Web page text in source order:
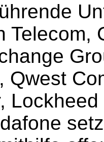
Telecom,
Qwest